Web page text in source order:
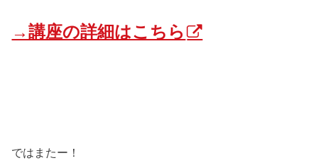
→講座の詳細はこちら
ではまたー！